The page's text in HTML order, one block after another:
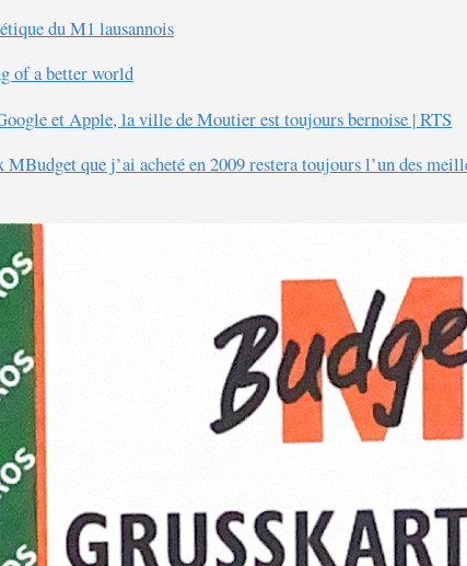
du M1 lausannois
of a better world
et Apple, la ville de Moutier est toujours bernoise | RTS
que j’ai acheté en 2009 restera toujours l’un des